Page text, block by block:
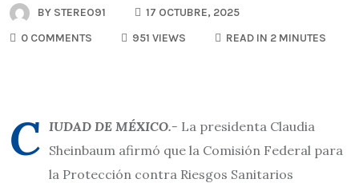
BY STEREO91
17 OCTUBRE, 2025
0 COMMENTS
951 VIEWS READ IN 2 MINUTES
C IUDAD DE MÉXICO.- La presidenta Claudia
Sheinbaum afirmó que la Comisión Federal para
la Protección contra Riesgos Sanitarios